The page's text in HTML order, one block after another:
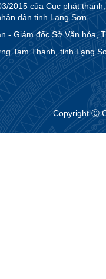
2015 của Cục phát
dân tỉnh Lạng Sơn.
- Giám đốc Sở Văn hóa,
Tam Thanh, tỉnh Lạng
Copyright Ⓒ